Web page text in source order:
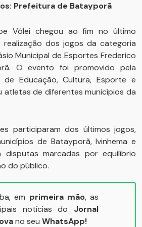
Prefeitura de Batayporã
Vôlei chegou ao fim no último
realização dos jogos da categoria
Municipal de Esportes Frederico
O evento foi promovido pela
de Educação, Cultura, Esporte e
atletas de diferentes municípios da
participaram dos últimos jogos,
de Batayporã, Ivinhema e
disputas marcadas por equilíbrio
do público.
em primeira mão, as
notícias do Jornal
no seu WhatsApp!